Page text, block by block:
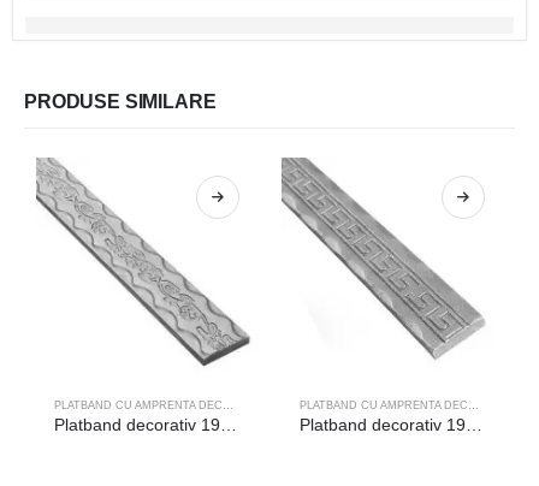
PRODUSE SIMILARE